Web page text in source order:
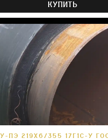
КУПИТЬ
ПЭ 219Х6/355 17Г1С-У